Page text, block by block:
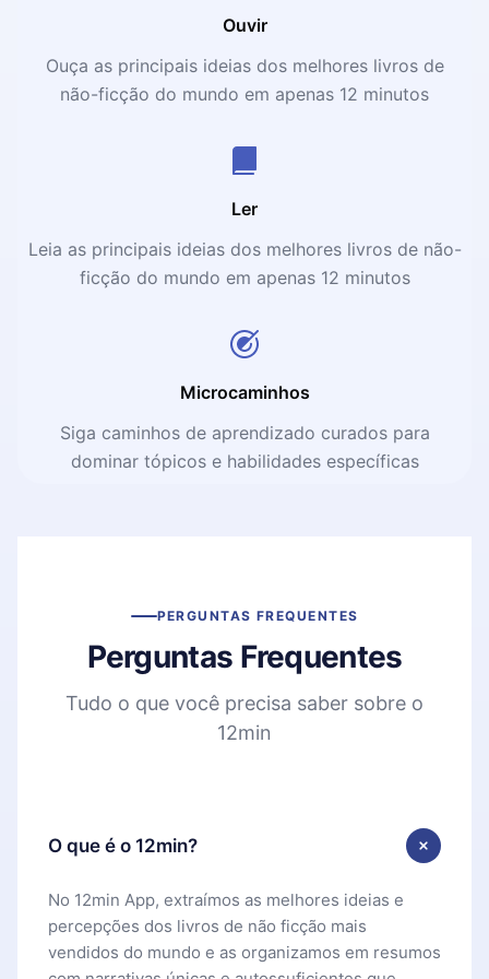
Ouvir
Ouça as principais ideias dos melhores livros de
não-ficção do mundo em apenas 12 minutos
Ler
Leia as principais ideias dos melhores livros de não-
ficção do mundo em apenas 12 minutos
Microcaminhos
Siga caminhos de aprendizado curados para
dominar tópicos e habilidades específicas
PERGUNTAS FREQUENTES
Perguntas Frequentes
Tudo o que você precisa saber sobre o
12min
O que é o 12min?
No 12min App, extraímos as melhores ideias e
percepções dos livros de não ficção mais
vendidos do mundo e as organizamos em resumos